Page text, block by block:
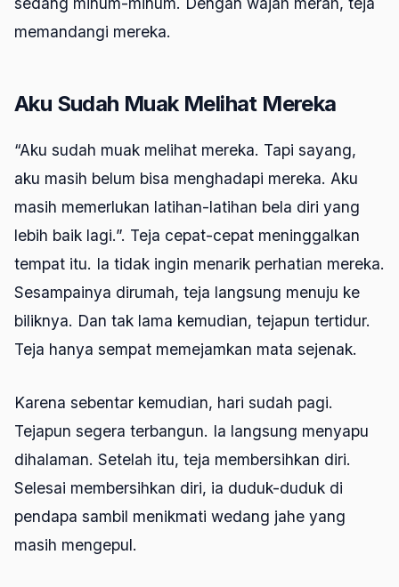
memandangi mereka.
Aku Sudah Muak Melihat Mereka
“Aku sudah muak melihat mereka. Tapi sayang,
aku masih belum bisa menghadapi mereka. Aku
masih memerlukan latihan-latihan bela diri yang
lebih baik lagi.”. Teja cepat-cepat meninggalkan
tempat itu. Ia tidak ingin menarik perhatian mereka.
Sesampainya dirumah, teja langsung menuju ke
biliknya. Dan tak lama kemudian, tejapun tertidur.
Teja hanya sempat memejamkan mata sejenak.
Karena sebentar kemudian, hari sudah pagi.
Tejapun segera terbangun. Ia langsung menyapu
dihalaman. Setelah itu, teja membersihkan diri.
Selesai membersihkan diri, ia duduk-duduk di
pendapa sambil menikmati wedang jahe yang
masih mengepul.